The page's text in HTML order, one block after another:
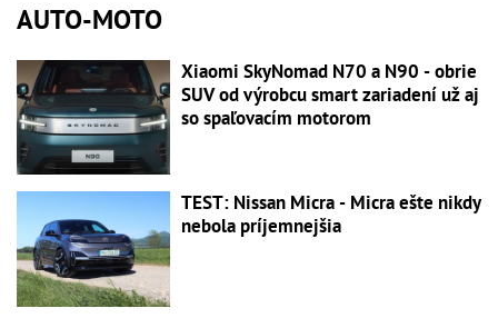
AUTO-MOTO
Xiaomi SkyNomad N70 a N90 - obrie
SUV od výrobcu smart zariadení už aj
so spaľovacím motorom
TEST: Nissan Micra - Micra ešte nikdy
nebola príjemnejšia